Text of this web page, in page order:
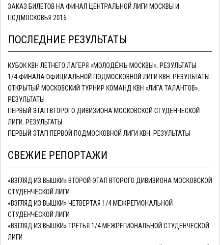
ЗАКАЗ БИЛЕТОВ НА ФИНАЛ ЦЕНТРАЛЬНОЙ ЛИГИ МОСКВЫ И
ПОДМОСКОВЬЯ 2016
ПОСЛЕДНИЕ РЕЗУЛЬТАТЫ
КУБОК КВН ЛЕТНЕГО ЛАГЕРЯ «МОЛОДЁЖЬ МОСКВЫ». РЕЗУЛЬТАТЫ
1/4 ФИНАЛА ОФИЦИАЛЬНОЙ ПОДМОСКОВНОЙ ЛИГИ КВН. РЕЗУЛЬТАТЫ.
ОТКРЫТЫЙ МОСКОВСКИЙ ТУРНИР КОМАНД КВН «ЛИГА ТАЛАНТОВ».
РЕЗУЛЬТАТЫ
ПЕРВЫЙ ЭТАП ВТОРОГО ДИВИЗИОНА МОСКОВСКОЙ СТУДЕНЧЕСКОЙ
ЛИГИ. РЕЗУЛЬТАТЫ
ПЕРВЫЙ ЭТАП ПЕРВОЙ ПОДМОСКОВНОЙ ЛИГИ КВН. РЕЗУЛЬТАТЫ
СВЕЖИЕ РЕПОРТАЖИ
«ВЗГЛЯД ИЗ ВЫШКИ» ВТОРОЙ ЭТАП ВТОРОГО ДИВИЗИОНА МОСКОВСКОЙ
СТУДЕНЧЕСКОЙ ЛИГИ
«ВЗГЛЯД ИЗ ВЫШКИ» ЧЕТВЕРТАЯ 1/4 МЕЖРЕГИОНАЛЬНОЙ
СТУДЕНЧЕСКОЙ ЛИГИ
«ВЗГЛЯД ИЗ ВЫШКИ» ТРЕТЬЯ 1/4 МЕЖРЕГИОНАЛЬНОЙ СТУДЕНЧЕСКОЙ
ЛИГИ